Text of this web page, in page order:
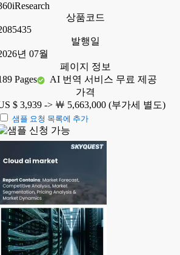
상품코드
발행일
년 07월
페이지 정보
Pages
AI 번역 서비스 무료 제공
가격
$ 3,939 -> ￦ 5,663,000 (부가세 별도)
샘플 요청 목록에 추가